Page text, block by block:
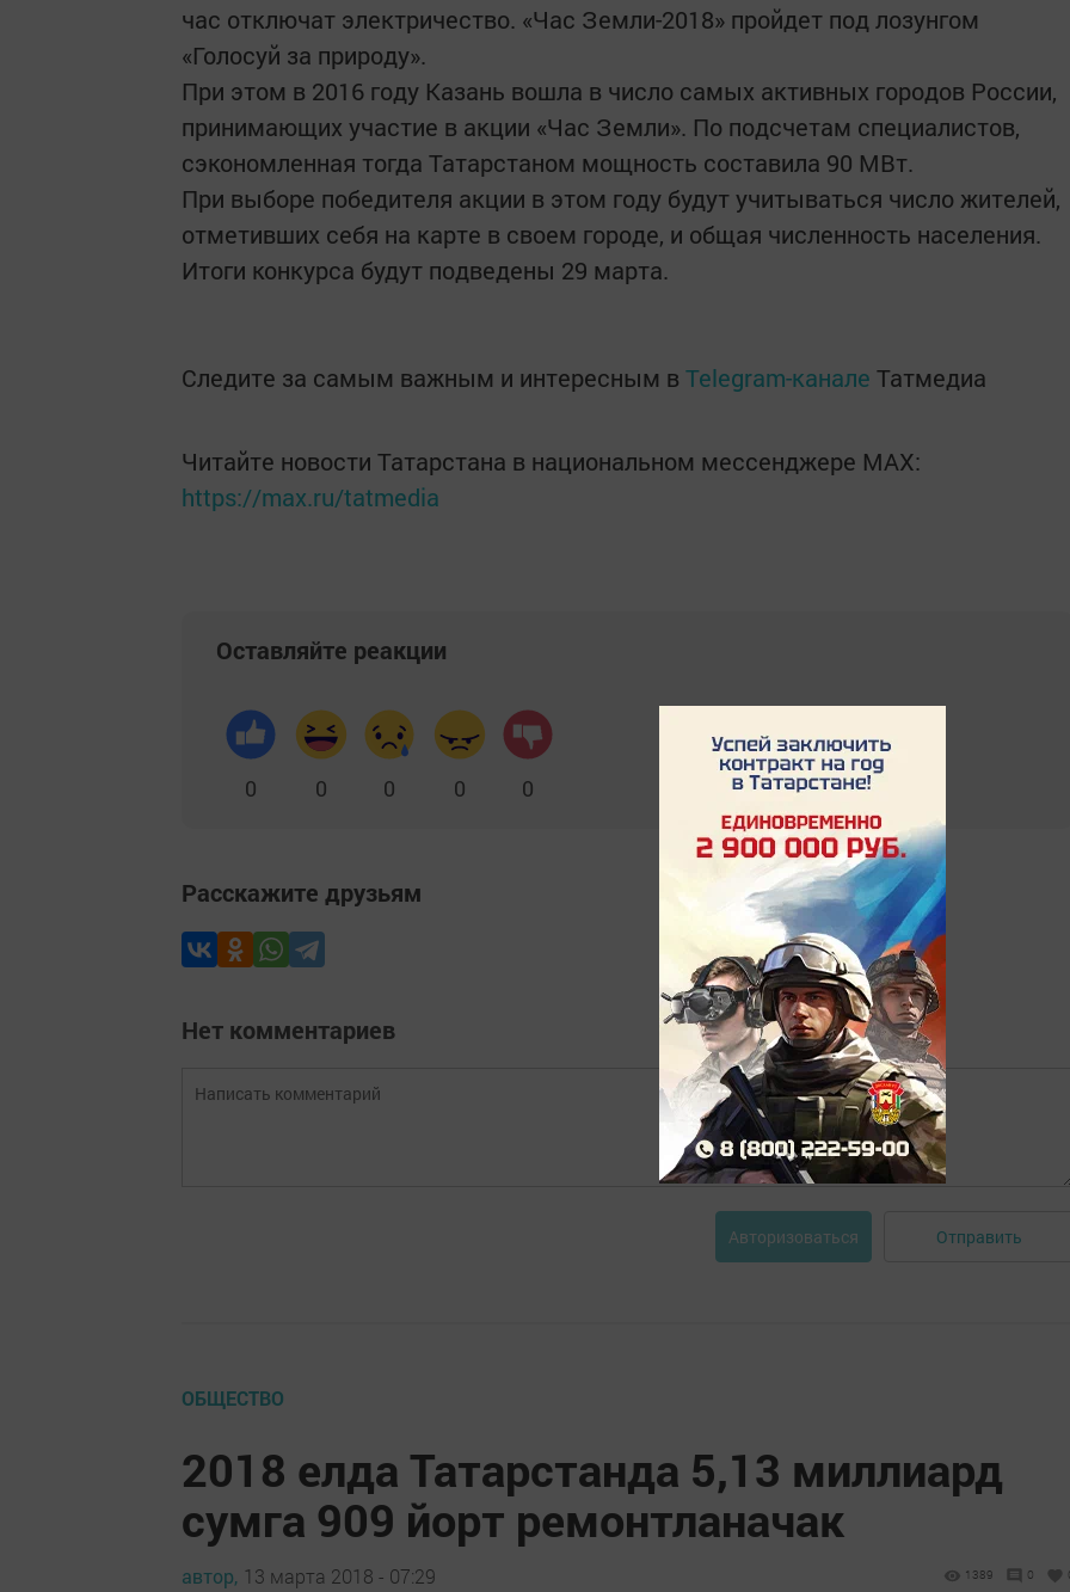
час отключат электричество. «Час Земли-2018» пройдет под лозунгом
«Голосуй за природу».
При этом в 2016 году Казань вошла в число самых активных городов России,
принимающих участие в акции «Час Земли». По подсчетам специалистов,
сэкономленная тогда Татарстаном мощность составила 90 МВт.
При выборе победителя акции в этом году будут учитываться число жителей,
отметивших себя на карте в своем городе, и общая численность населения.
Итоги конкурса будут подведены 29 марта.
Следите за самым важным и интересным в Telegram-канале Татмедиа
Читайте новости Татарстана в национальном мессенджере MАХ:
https://max.ru/tatmedia
Оставляйте реакции
0 0 0 0 0
Расскажите друзьям
Нет комментариев
Авторизоваться Отправить
ОБЩЕСТВО
2018 елда Татарстанда 5,13 миллиард
сумга 909 йорт ремонтланачак
автор, 13 марта 2018 - 07:29 1389 0